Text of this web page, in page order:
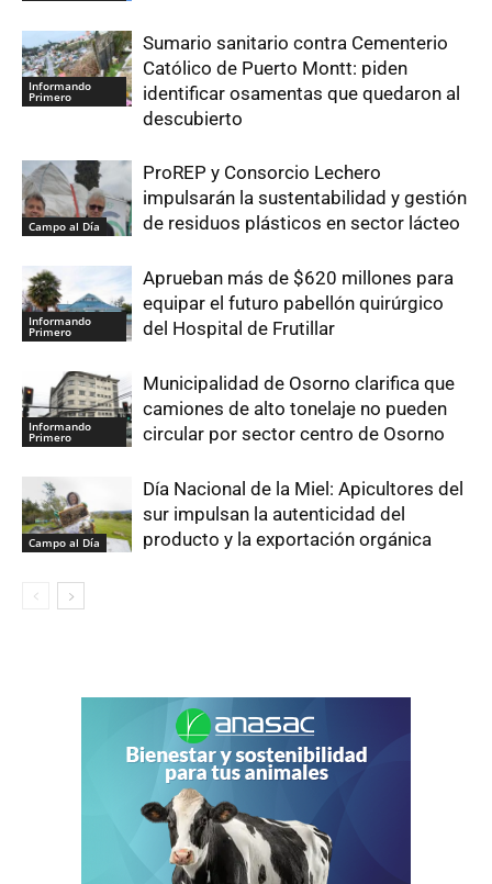
Informando
Primero
Sumario sanitario contra Cementerio
Católico de Puerto Montt: piden
identificar osamentas que quedaron al
descubierto
Campo al Día
ProREP y Consorcio Lechero
impulsarán la sustentabilidad y gestión
de residuos plásticos en sector lácteo
Informando
Primero
Aprueban más de $620 millones para
equipar el futuro pabellón quirúrgico
del Hospital de Frutillar
Informando
Primero
Municipalidad de Osorno clarifica que
camiones de alto tonelaje no pueden
circular por sector centro de Osorno
Campo al Día
Día Nacional de la Miel: Apicultores del
sur impulsan la autenticidad del
producto y la exportación orgánica